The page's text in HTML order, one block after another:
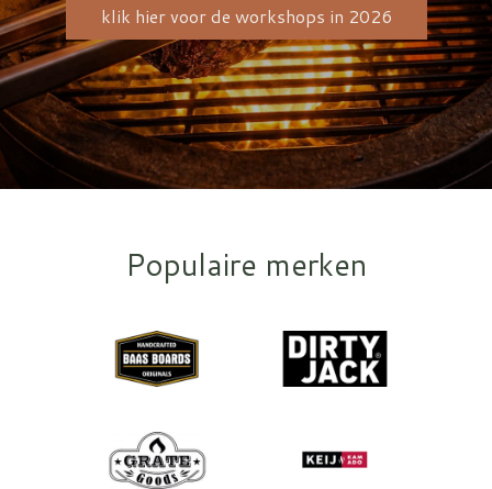
klik hier voor de workshops in 2026
Populaire merken